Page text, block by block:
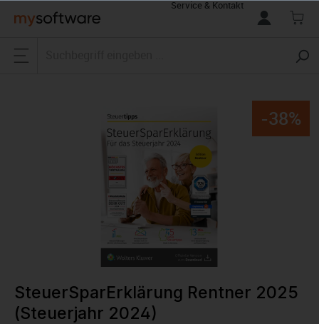
springen
Service & Kontakt
-38%
SteuerSparErklärung Rentner 2025
(Steuerjahr 2024)